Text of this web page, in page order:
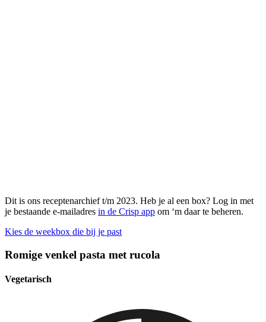
Dit is ons receptenarchief t/m 2023. Heb je al een box? Log in met
je bestaande e-mailadres in de Crisp app om ‘m daar te beheren.
Kies de weekbox die bij je past
Romige venkel pasta met rucola
Vegetarisch